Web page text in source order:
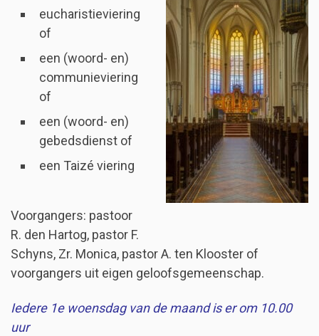
eucharistieviering
of
een (woord- en)
communieviering
of
een (woord- en)
gebedsdienst of
een Taizé viering
Voorgangers: pastoor
R. den Hartog, pastor F.
Schyns, Zr. Monica, pastor A. ten Klooster of
voorgangers uit eigen geloofsgemeenschap.
Iedere 1e woensdag van de maand is er om 10.00
uur